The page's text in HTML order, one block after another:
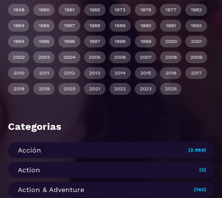
1948 1960 1961 1965 1973 1976 1977 1982
1984 1985 1987 1988 1989 1990 1991 1992
1994 1995 1996 1997 1998 1999 2000 2001
2002 2003 2004 2005 2006 2007 2008 2009
2010 2011 2012 2013 2014 2015 2016 2017
2018 2019 2020 2021 2022 2023 2025
Categorias
Acción (2.986)
Action (3)
Action & Adventure (162)